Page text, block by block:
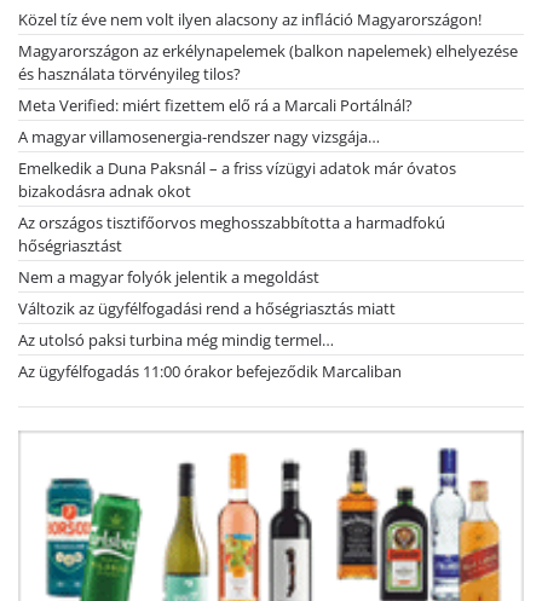
Közel tíz éve nem volt ilyen alacsony az infláció Magyarországon!
Magyarországon az erkélynapelemek (balkon napelemek) elhelyezése
és használata törvényileg tilos?
Meta Verified: miért fizettem elő rá a Marcali Portálnál?
A magyar villamosenergia-rendszer nagy vizsgája…
Emelkedik a Duna Paksnál – a friss vízügyi adatok már óvatos
bizakodásra adnak okot
Az országos tisztifőorvos meghosszabbította a harmadfokú
hőségriasztást
Nem a magyar folyók jelentik a megoldást
Változik az ügyfélfogadási rend a hőségriasztás miatt
Az utolsó paksi turbina még mindig termel…
Az ügyfélfogadás 11:00 órakor befejeződik Marcaliban